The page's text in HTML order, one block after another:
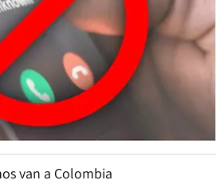
van a Colombia